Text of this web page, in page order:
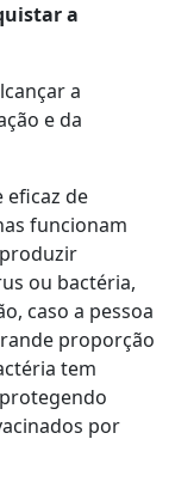
a
a
e da
eficaz de
funcionam
ou bactéria,
caso a pessoa
proporção
tem
por